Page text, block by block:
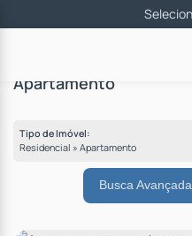
Apartamento
Tipo de Imóvel:
Busca Avançada